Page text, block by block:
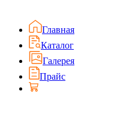
Главная
Каталог
Галерея
Прайс